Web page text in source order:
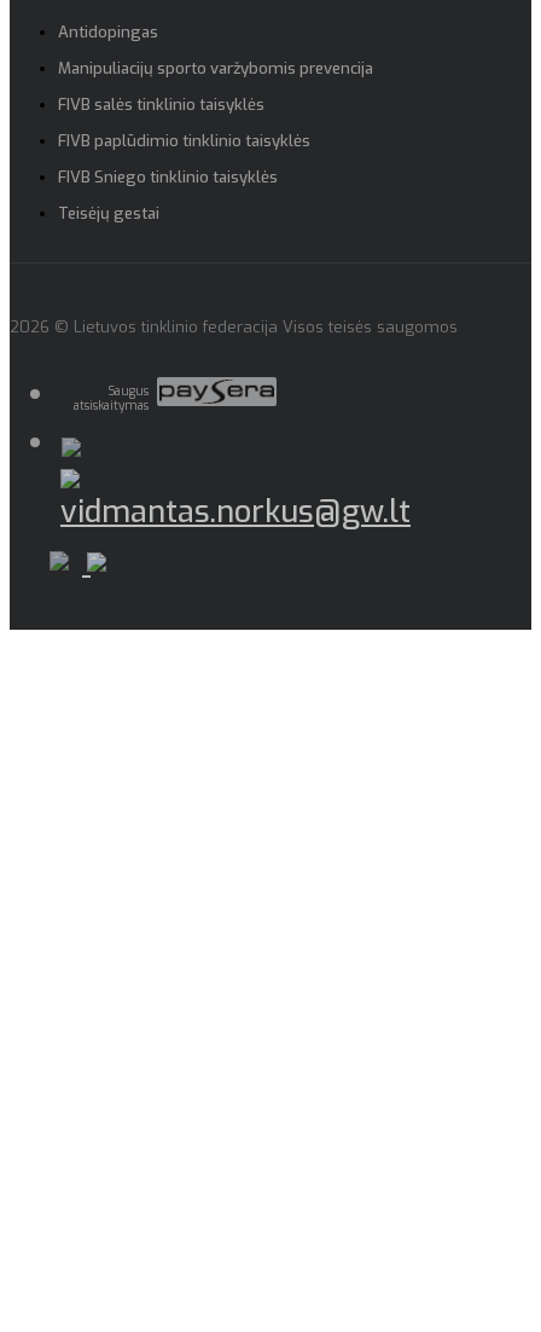
Antidopingas
Manipuliacijų sporto varžybomis prevencija
FIVB salės tinklinio taisyklės
FIVB paplūdimio tinklinio taisyklės
FIVB Sniego tinklinio taisyklės
Teisėjų gestai
2026 © Lietuvos tinklinio federacija Visos teisės saugomos
Saugus
atsiskaitymas